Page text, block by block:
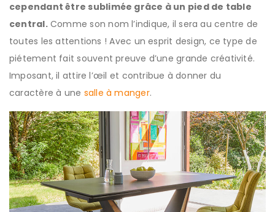
cependant être sublimée grâce à un pied de table
central.Comme son nom l’indique, il sera au centre de
toutes les attentions ! Avec un esprit design, ce type de
piétement fait souvent preuve d’une grande créativité.
Imposant, il attire l’œil et contribue à donner du
caractère à une salle à manger.